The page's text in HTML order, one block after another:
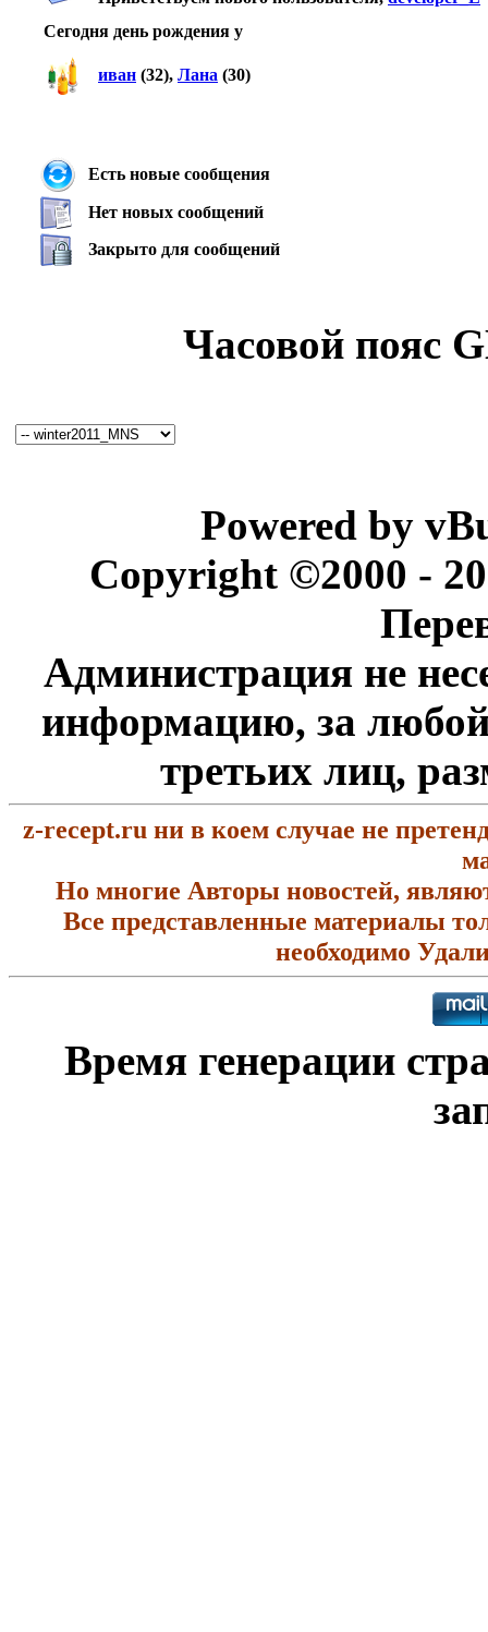
Сегодня день рождения у
иван (32), Лана (30)
Есть новые сообщения
Нет новых сообщений
Закрыто для сообщений
Часовой пояс
Powered by
Copyright ©2000 -
Администрация не
информацию, за любой
третьих лиц,
z-recept.ru ни в коем случае не
Но многие Авторы новостей,
Все представленные материалы
необходимо
Время генерации